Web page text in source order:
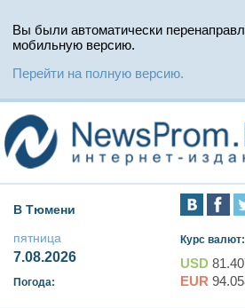
Вы были автоматически
мобильную версию.
Перейти на полную версию.
В Тюмени
пятница
7.08.2026
Погода:
Курс валют:
USD
EUR